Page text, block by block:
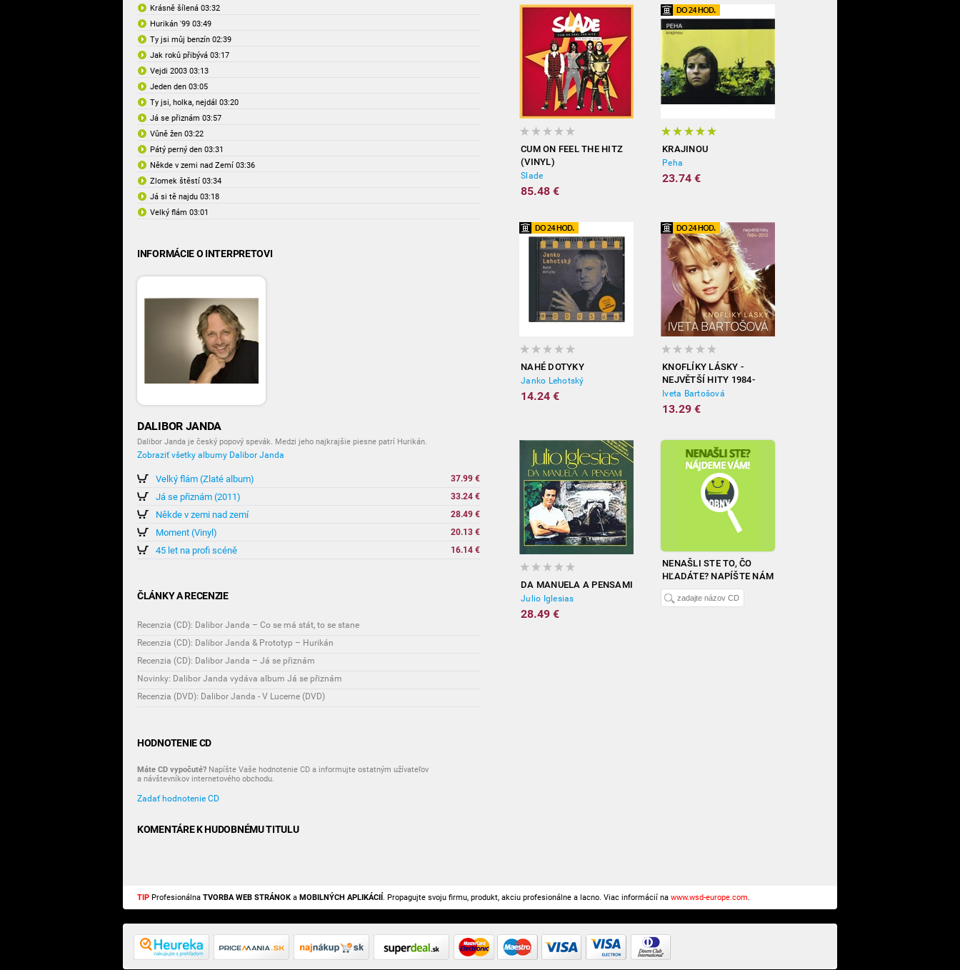
Krásně šílená 03:32
Hurikán '99 03:49
Ty jsi můj benzín 02:39
Jak roků přibývá 03:17
Vejdi 2003 03:13
Jeden den 03:05
Ty jsi, holka, nejdál 03:20
Já se přiznám 03:57
Vůně žen 03:22
Pátý perný den 03:31
Někde v zemi nad Zemí 03:36
Zlomek štěstí 03:34
Já si tě najdu 03:18
Velký flám 03:01
INFORMÁCIE O INTERPRETOVI
DALIBOR JANDA
Dalibor Janda je český popový spevák. Medzi jeho najkrajšie piesne patrí Hurikán.
Zobraziť všetky albumy Dalibor Janda
Velký flám (Zlaté album) 37.99 €
Já se přiznám (2011) 33.24 €
Někde v zemi nad zemí 28.49 €
Moment (Vinyl) 20.13 €
45 let na profi scéně 16.14 €
ČLÁNKY A RECENZIE
Recenzia (CD): Dalibor Janda – Co se má stát, to se stane
Recenzia (CD): Dalibor Janda & Prototyp – Hurikán
Recenzia (CD): Dalibor Janda – Já se přiznám
Novinky: Dalibor Janda vydáva album Já se přiznám
Recenzia (DVD): Dalibor Janda - V Lucerne (DVD)
HODNOTENIE CD
Máte CD vypočuté? Napíšte Vaše hodnotenie CD a informujte ostatným užívateľov
a návštevníkov internetového obchodu.
Zadať hodnotenie CD
KOMENTÁRE K HUDOBNÉMU TITULU
CUM ON FEEL THE HITZ
(VINYL)
Slade
85.48 €
KRAJINOU
Peha
23.74 €
NAHÉ DOTYKY
Janko Lehotský
14.24 €
KNOFLÍKY LÁSKY -
NEJVĚTŠÍ HITY 1984-
2012
Iveta Bartošová
13.29 €
DA MANUELA A PENSAMI
Julio Iglesias
28.49 €
NENAŠLI STE TO, ČO
HĽADÁTE? NAPÍŠTE NÁM
TIP Profesionálna TVORBA WEB STRÁNOK a MOBILNÝCH APLIKÁCIÍ. Propagujte svoju firmu, produkt, akciu profesionálne a lacno. Viac informácií na www.wsd-europe.com.